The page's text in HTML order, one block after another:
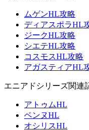
ムゲンHL攻略
ディアスポラHL
ジークHL攻略
シエテHL攻略
コスモスHL攻略
アガスティアHL
エニアドシリーズ関連
アトゥムHL
ベンヌHL
オシリスHL